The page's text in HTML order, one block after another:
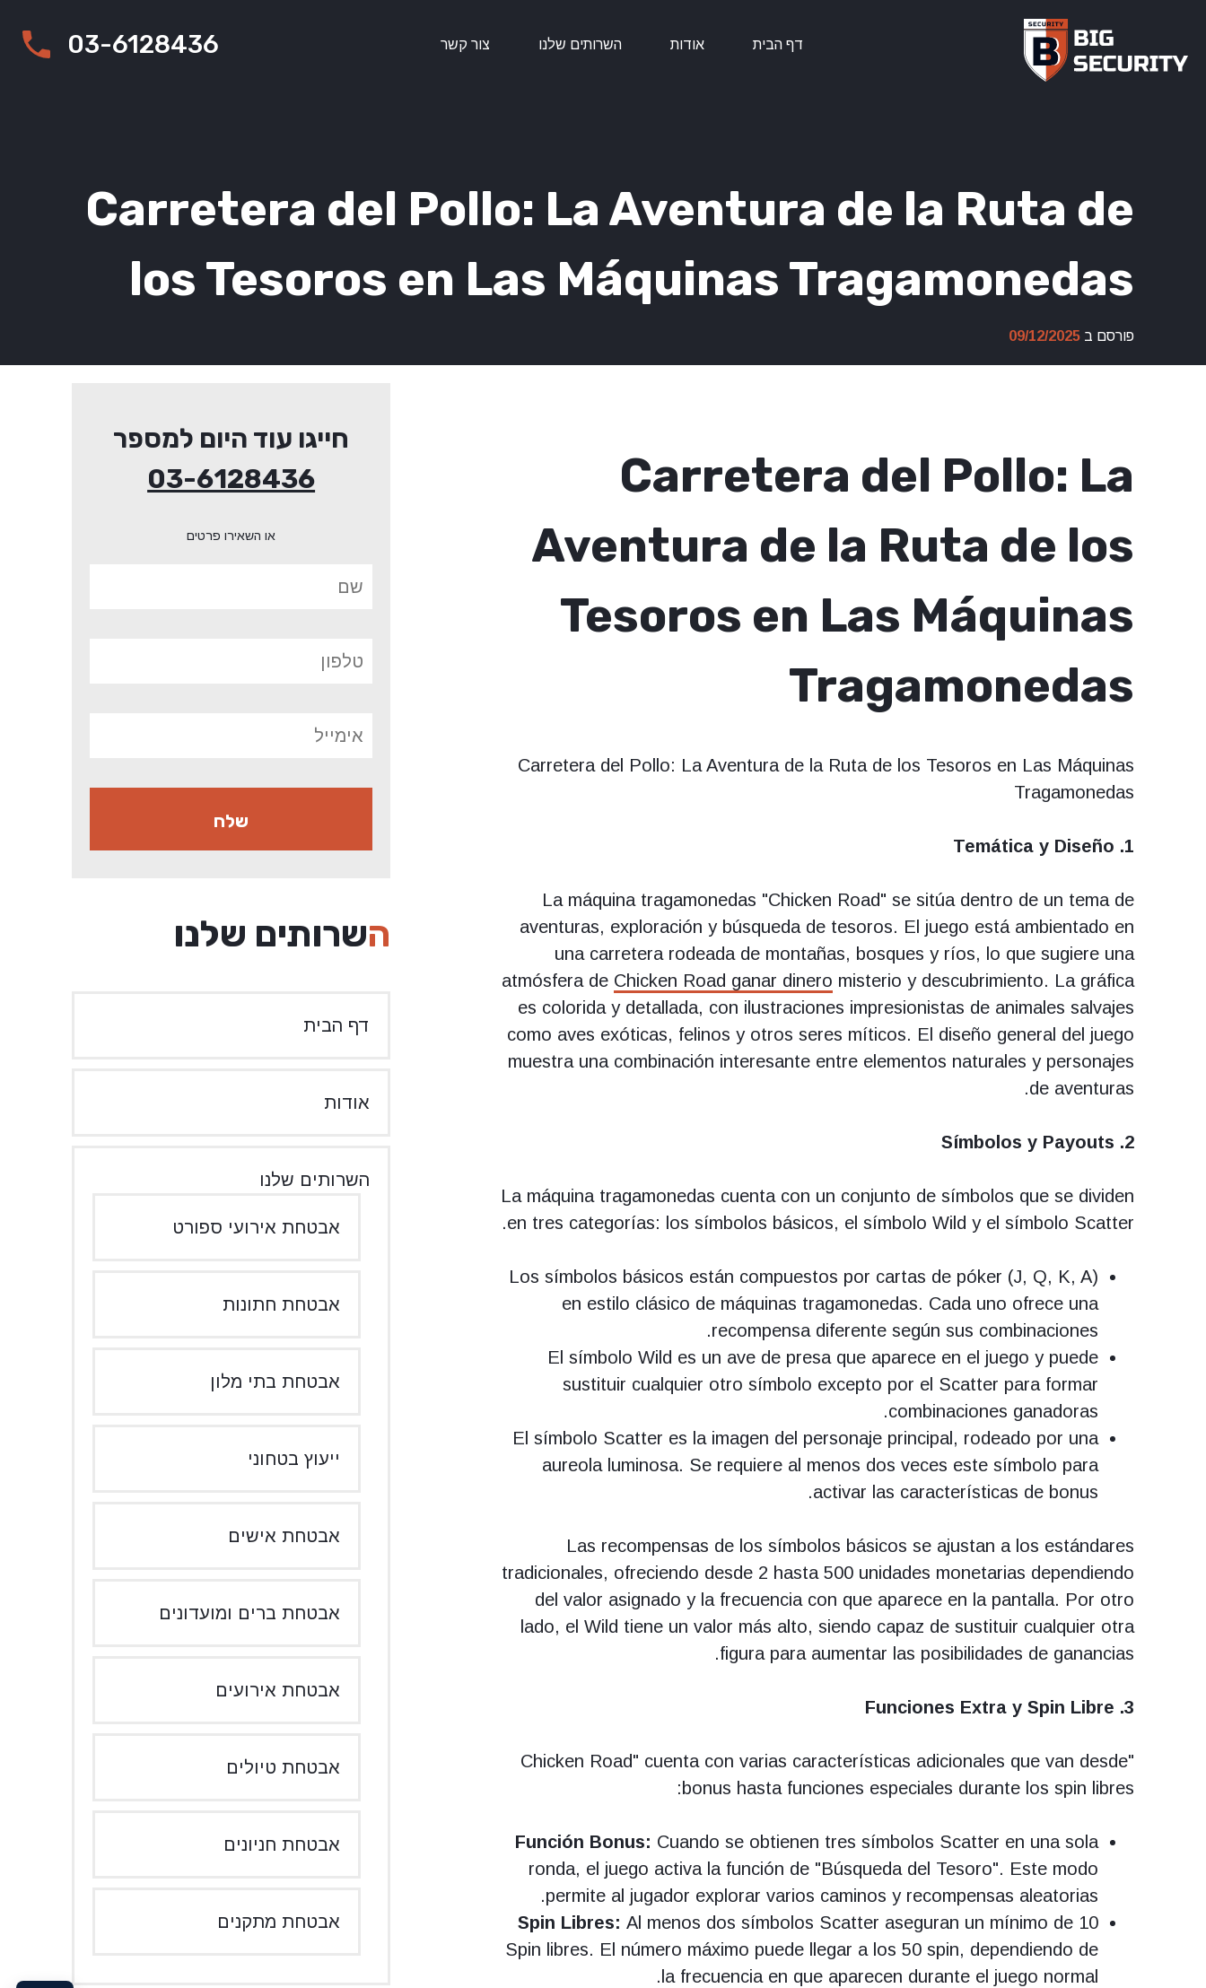
content
דף הבית אודות השרותים שלנו צור קשר 03-6128436
Carretera del Pollo: La Aventura de la Ruta de
los Tesoros en Las Máquinas Tragamonedas
פורסם ב 09/12/2025
Carretera del Pollo: La
Aventura de la Ruta de los
Tesoros en Las Máquinas
Tragamonedas
Carretera del Pollo: La Aventura de la Ruta de los Tesoros en Las Máquinas
Tragamonedas
1. Temática y Diseño
La máquina tragamonedas "Chicken Road" se sitúa dentro de un tema de
aventuras, exploración y búsqueda de tesoros. El juego está ambientado en
una carretera rodeada de montañas, bosques y ríos, lo que sugiere una
atmósfera de Chicken Road ganar dinero misterio y descubrimiento. La gráfica
es colorida y detallada, con ilustraciones impresionistas de animales salvajes
como aves exóticas, felinos y otros seres míticos. El diseño general del juego
muestra una combinación interesante entre elementos naturales y personajes
de aventuras.
2. Símbolos y Payouts
La máquina tragamonedas cuenta con un conjunto de símbolos que se dividen
en tres categorías: los símbolos básicos, el símbolo Wild y el símbolo Scatter.
Los símbolos básicos están compuestos por cartas de póker (J, Q, K, A)
en estilo clásico de máquinas tragamonedas. Cada uno ofrece una
recompensa diferente según sus combinaciones.
El símbolo Wild es un ave de presa que aparece en el juego y puede
sustituir cualquier otro símbolo excepto por el Scatter para formar
combinaciones ganadoras.
El símbolo Scatter es la imagen del personaje principal, rodeado por una
aureola luminosa. Se requiere al menos dos veces este símbolo para
activar las características de bonus.
Las recompensas de los símbolos básicos se ajustan a los estándares
tradicionales, ofreciendo desde 2 hasta 500 unidades monetarias dependiendo
del valor asignado y la frecuencia con que aparece en la pantalla. Por otro
lado, el Wild tiene un valor más alto, siendo capaz de sustituir cualquier otra
figura para aumentar las posibilidades de ganancias.
3. Funciones Extra y Spin Libre
"Chicken Road" cuenta con varias características adicionales que van desde
bonus hasta funciones especiales durante los spin libres:
Función Bonus: Cuando se obtienen tres símbolos Scatter en una sola
ronda, el juego activa la función de "Búsqueda del Tesoro". Este modo
permite al jugador explorar varios caminos y recompensas aleatorias.
Spin Libres: Al menos dos símbolos Scatter aseguran un mínimo de 10
Spin libres. El número máximo puede llegar a los 50 spin, dependiendo de
la frecuencia en que aparecen durante el juego normal.
חייגו עוד היום למספר
03-6128436
או השאירו פרטים
השרותים שלנו
דף הבית
אודות
השרותים שלנו
אבטחת אירועי ספורט
אבטחת חתונות
אבטחת בתי מלון
ייעוץ בטחוני
אבטחת אישים
אבטחת ברים ומועדונים
אבטחת אירועים
אבטחת טיולים
אבטחת חניונים
אבטחת מתקנים